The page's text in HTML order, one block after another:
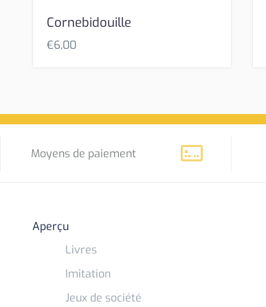
Cornebidouille
€6,00
Moyens de paiement
Aperçu
Livres
Imitation
Jeux de société